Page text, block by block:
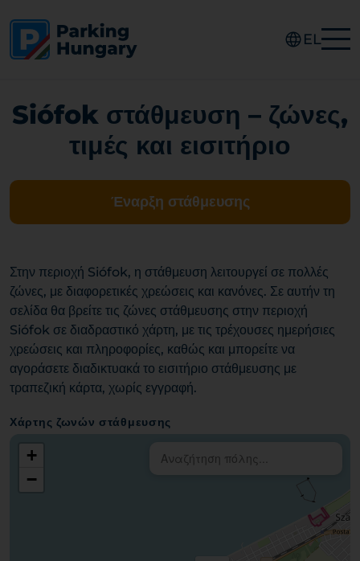
EL
Siófok στάθμευση – ζώνες,
τιμές και εισιτήριο
Έναρξη στάθμευσης
Στην περιοχή Siófok, η στάθμευση λειτουργεί σε πολλές
ζώνες, με διαφορετικές χρεώσεις και κανόνες. Σε αυτήν τη
σελίδα θα βρείτε τις ζώνες στάθμευσης στην περιοχή
Siófok σε διαδραστικό χάρτη, με τις τρέχουσες ημερήσιες
χρεώσεις και πληροφορίες, καθώς και μπορείτε να
αγοράσετε διαδικτυακά το εισιτήριο στάθμευσης με
τραπεζική κάρτα, χωρίς εγγραφή.
Χάρτης ζωνών στάθμευσης
+
−